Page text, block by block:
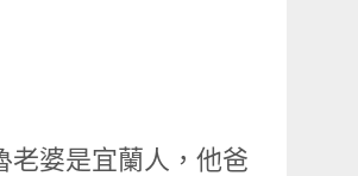
老婆是宜蘭人，他爸